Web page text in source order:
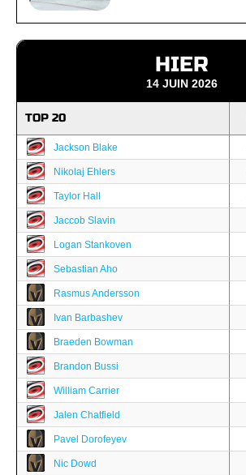
HIER
14 JUIN 2026
TOP 20
Jackson Blake
Nikolaj Ehlers
Taylor Hall
Jaccob Slavin
Logan Stankoven
Sebastian Aho
Rasmus Andersson
Ivan Barbashev
Braeden Bowman
Brandon Bussi
William Carrier
Jalen Chatfield
Pavel Dorofeyev
Nic Dowd